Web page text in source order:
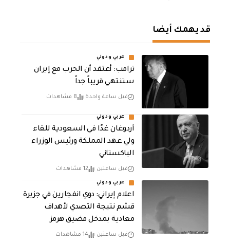
قد يهمك أيضا
عربي ودولي
‏ترامب: أعتقد أن الحرب مع إيران
ستنتهي قريباً جداً
قبل ساعة واحدة 8 مشاهدات
عربي ودولي
أردوغان غدًا في السعودية للقاء
ولي عهد المملكة ورئيس الوزراء
الباكستاني
قبل ساعتين 12 مشاهدات
عربي ودولي
اعلام إيراني: دوي انفجارين في جزيرة
قشم نتيجة التصدي لأهداف
معادية بمدخل مضيق هرمز
قبل ساعتين 14 مشاهدات